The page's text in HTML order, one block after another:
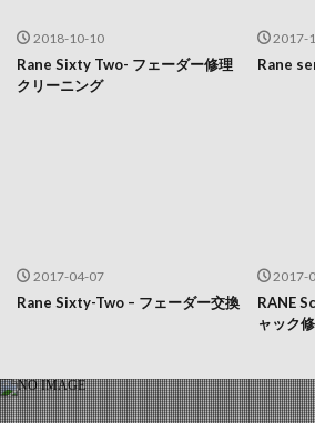
2018-10-10
Rane Sixty Two- フェーダー修理
クリーニング
2017-
Rane
2017-04-07
Rane Sixty-Two – フェーダー交換
2017-
RANE
ャック